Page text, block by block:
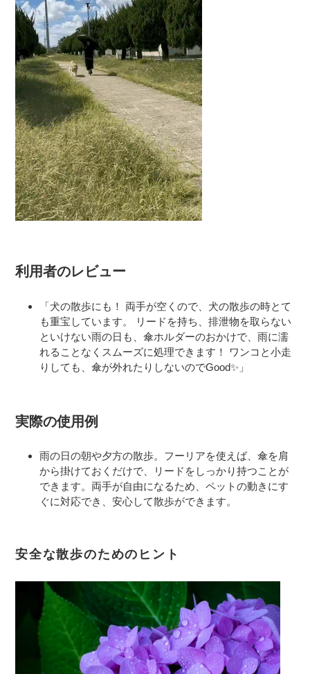
利用者のレビュー
「犬の散歩にも！ 両手が空くので、犬の散歩の時とて
も重宝しています。 リードを持ち、排泄物を取らない
といけない雨の日も、傘ホルダーのおかけで、雨に濡
れることなくスムーズに処理できます！ ワンコと小走
りしても、傘が外れたりしないのでGood✨」
実際の使用例
雨の日の朝や夕方の散歩。フーリアを使えば、傘を肩
から掛けておくだけで、リードをしっかり持つことが
できます。両手が自由になるため、ペットの動きにす
ぐに対応でき、安心して散歩ができます。
安全な散歩のためのヒント